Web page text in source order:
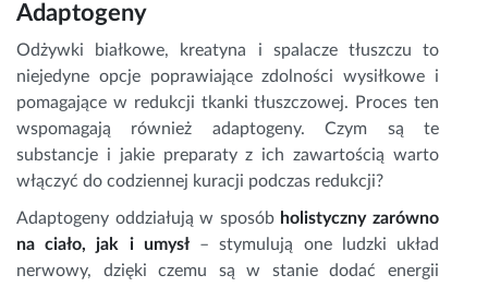
Adaptogeny
Odżywki białkowe, kreatyna i spalacze tłuszczu to
niejedyne opcje poprawiające zdolności wysiłkowe i
pomagające w redukcji tkanki tłuszczowej. Proces ten
wspomagają również adaptogeny. Czym są te
substancje i jakie preparaty z ich zawartością warto
włączyć do codziennej kuracji podczas redukcji?
Adaptogeny oddziałują w sposóbholistyczny zarówno
na ciało, jak i umysł– stymulują one ludzki układ
nerwowy, dzięki czemu są w stanie dodać energii